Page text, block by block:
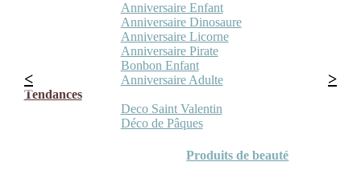
Anniversaire Enfant
Anniversaire Dinosaure
Anniversaire Licorne
Anniversaire Pirate
Bonbon Enfant
Anniversaire Adulte
Tendances
Deco Saint Valentin
Déco de Pâques
Produits de beauté